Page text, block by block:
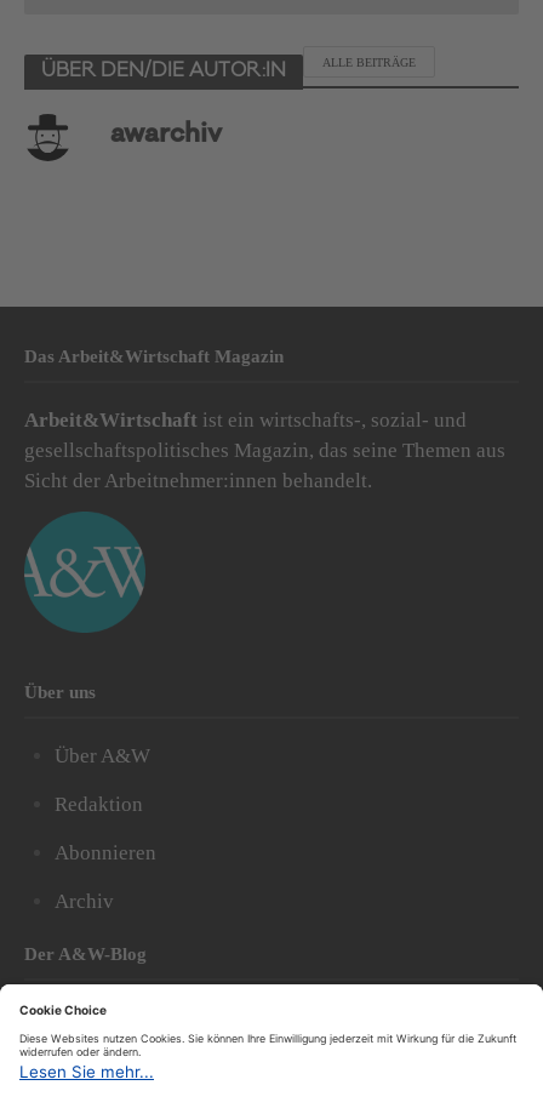
ÜBER DEN/DIE AUTOR:IN
ALLE BEITRÄGE
awarchiv
Das Arbeit&Wirtschaft Magazin
Arbeit&Wirtschaft ist ein wirtschafts-, sozial- und
gesellschaftspolitisches Magazin, das seine Themen aus
Sicht der Arbeitnehmer:innen behandelt.
Über uns
Über A&W
Redaktion
Abonnieren
Archiv
Der A&W-Blog
DerA&W-Blog
hat sich in den vergangenen Jahren zu einem der
bedeutendsten politischen Blogs in Österreich